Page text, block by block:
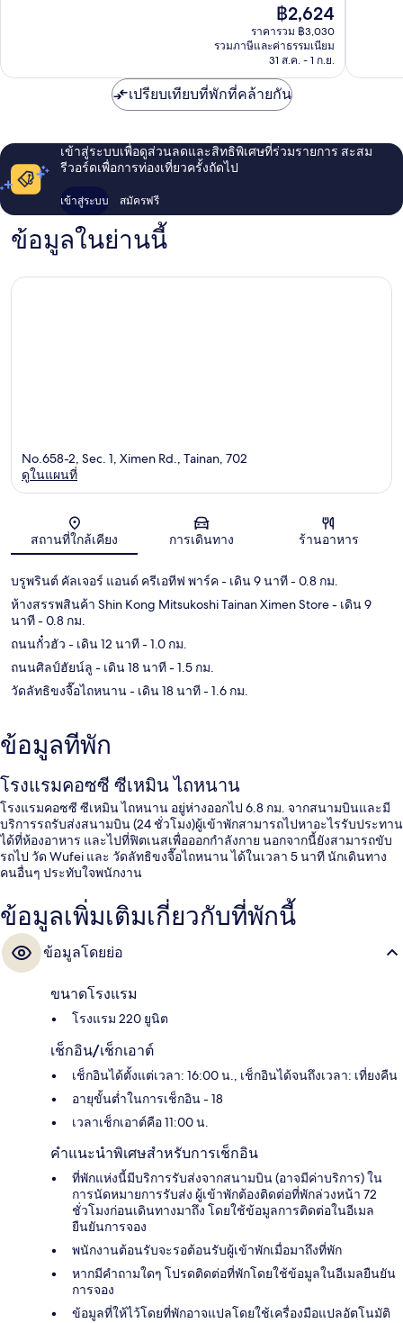
ราคา
ปัจจุบัน
คือ
฿2,624
฿2,624
ราคารวม ฿3,030
รวมภาษีและค่าธรรมเนียม
31 ส.ค. - 1 ก.ย.
รีวิว
เปรียบเทียบที่พักที่คล้ายกัน
เข้าสู่ระบบเพื่อดูส่วนลดและสิทธิพิเศษที่ร่วมรายการ สะสม
รีวอร์ดเพื่อการท่องเที่ยวครั้งถัดไป
เข้าสู่ระบบ สมัครฟรี
ข้อมูลในย่านนี้
แผนที่
No.658-2, Sec. 1, Ximen Rd., Tainan, 702
ดูในแผนที่
สถานที่ใกล้เคียง การเดินทาง ร้านอาหาร
บรูพรินต์ คัลเจอร์ แอนด์ ครีเอทีฟ พาร์ค- เดิน 9 นาที- 0.8 กม.
ห้างสรรพสินค้า Shin Kong Mitsukoshi Tainan Ximen Store- เดิน 9
นาที- 0.8 กม.
ถนนกั๋วฮัว - เดิน 12 นาที- 1.0 กม.
ถนนศิลป์ฮัยน์ลู - เดิน 18 นาที- 1.5 กม.
วัดลัทธิขงจื๊อไถหนาน- เดิน 18 นาที- 1.6 กม.
ข้อมูลที่พัก
โรงแรมคอซซี ซีเหมิน ไถหนาน
โรงแรมคอซซี ซีเหมิน ไถหนาน อยู่ห่างออกไป 6.8 กม. จากสนามบินและมี
บริการรถรับส่งสนามบิน (24 ชั่วโมง)ผู้เข้าพักสามารถไปหาอะไรรับประทาน
ได้ที่ห้องอาหาร และไปที่ฟิตเนสเพื่อออกกำลังกาย นอกจากนี้ยังสามารถขับ
รถไป วัด Wufei และ วัดลัทธิขงจื๊อไถหนาน ได้ในเวลา 5 นาที นักเดินทาง
คนอื่นๆ ประทับใจพนักงาน
ข้อมูลเพิ่มเติมเกี่ยวกับที่พักนี้
ข้อมูลโดยย่อ
ขนาดโรงแรม
โรงแรม 220 ยูนิต
เช็กอิน/เช็กเอาต์
เช็กอินได้ตั้งแต่เวลา: 16:00 น., เช็กอินได้จนถึงเวลา: เที่ยงคืน
อายุขั้นต่ำในการเช็กอิน - 18
เวลาเช็กเอาต์คือ 11:00 น.
คำแนะนำพิเศษสำหรับการเช็กอิน
ที่พักแห่งนี้มีบริการรับส่งจากสนามบิน (อาจมีค่าบริการ) ใน
การนัดหมายการรับส่ง ผู้เข้าพักต้องติดต่อที่พักล่วงหน้า 72
ชั่วโมงก่อนเดินทางมาถึง โดยใช้ข้อมูลการติดต่อในอีเมล
ยืนยันการจอง
พนักงานต้อนรับจะรอต้อนรับผู้เข้าพักเมื่อมาถึงที่พัก
หากมีคำถามใดๆ โปรดติดต่อที่พักโดยใช้ข้อมูลในอีเมลยืนยัน
การจอง
ข้อมูลที่ให้ไว้โดยที่พักอาจแปลโดยใช้เครื่องมือแปลอัตโนมัติ